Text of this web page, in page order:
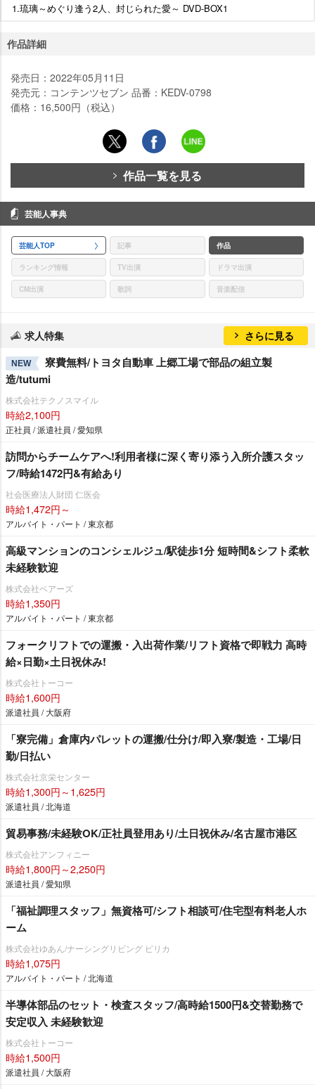
1.琉璃～めぐり逢う2人、封じられた愛～ DVD-BOX1
作品詳細
発売日：2022年05月11日
発売元：コンテンツセブン 品番：KEDV-0798
価格：16,500円（税込）
作品一覧を見る
芸能人事典
芸能人TOP 記事 作品
ランキング情報 TV出演 ドラマ出演
CM出演 歌詞 音楽配信
求人特集 さらに見る
NEW
寮費無料/トヨタ自動車 上郷工場で部品の組立製
造/tutumi
株式会社テクノスマイル
時給2,100円
正社員 / 派遣社員 / 愛知県
訪問からチームケアへ!利用者様に深く寄り添う入所介護スタッ
フ/時給1472円&有給あり
社会医療法人財団 仁医会
時給1,472円～
アルバイト・パート / 東京都
高級マンションのコンシェルジュ/駅徒歩1分 短時間&シフト柔軟
未経験歓迎
株式会社ベアーズ
時給1,350円
アルバイト・パート / 東京都
フォークリフトでの運搬・入出荷作業/リフト資格で即戦力 高時
給×日勤×土日祝休み!
株式会社トーコー
時給1,600円
派遣社員 / 大阪府
「寮完備」倉庫内パレットの運搬/仕分け/即入寮/製造・工場/日
勤/日払い
株式会社京栄センター
時給1,300円～1,625円
派遣社員 / 北海道
貿易事務/未経験OK/正社員登用あり/土日祝休み/名古屋市港区
株式会社アンフィニー
時給1,800円～2,250円
派遣社員 / 愛知県
「福祉調理スタッフ」無資格可/シフト相談可/住宅型有料老人ホ
ーム
株式会社ゆあん/ナーシングリビング ピリカ
時給1,075円
アルバイト・パート / 北海道
半導体部品のセット・検査スタッフ/高時給1500円&交替勤務で
安定収入 未経験歓迎
株式会社トーコー
時給1,500円
派遣社員 / 大阪府